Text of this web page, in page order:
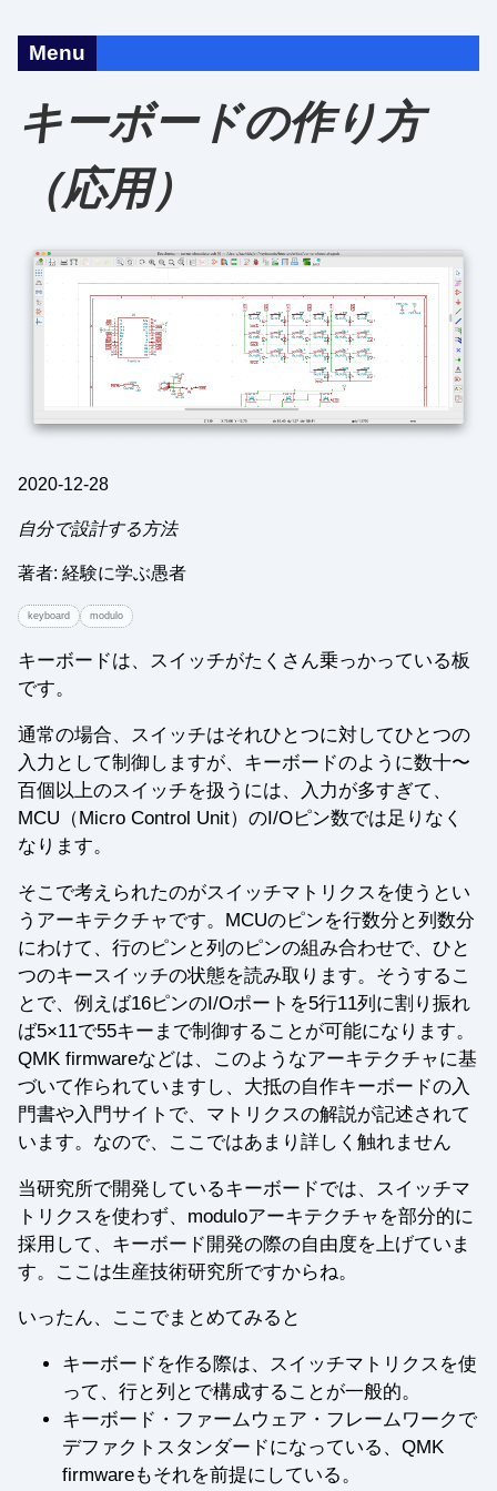
Menu
キーボードの作り方
（応用）
2020-12-28
自分で設計する方法
著者: 経験に学ぶ愚者
keyboard modulo
キーボードは、スイッチがたくさん乗っかっている板
です。
通常の場合、スイッチはそれひとつに対してひとつの
入力として制御しますが、キーボードのように数十〜
百個以上のスイッチを扱うには、入力が多すぎて、
MCU（Micro Control Unit）のI/Oピン数では足りなく
なります。
そこで考えられたのがスイッチマトリクスを使うとい
うアーキテクチャです。MCUのピンを行数分と列数分
にわけて、行のピンと列のピンの組み合わせで、ひと
つのキースイッチの状態を読み取ります。そうするこ
とで、例えば16ピンのI/Oポートを5行11列に割り振れ
ば5×11で55キーまで制御することが可能になります。
QMK firmwareなどは、このようなアーキテクチャに基
づいて作られていますし、大抵の自作キーボードの入
門書や入門サイトで、マトリクスの解説が記述されて
います。なので、ここではあまり詳しく触れません
当研究所で開発しているキーボードでは、スイッチマ
トリクスを使わず、moduloアーキテクチャを部分的に
採用して、キーボード開発の際の自由度を上げていま
す。ここは生産技術研究所ですからね。
いったん、ここでまとめてみると
キーボードを作る際は、スイッチマトリクスを使
って、行と列とで構成することが一般的。
キーボード・ファームウェア・フレームワークで
デファクトスタンダードになっている、QMK
firmwareもそれを前提にしている。